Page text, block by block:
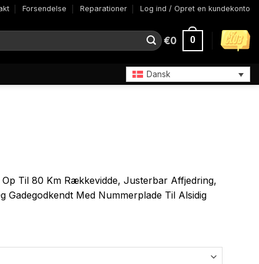
Forsendelse Reparationer Log ind / Opret en kundekonto
€0 0
Dansk
Til 80 Km Rækkevidde, Justerbar Affjedring,
Gadegodkendt Med Nummerplade Til Alsidig